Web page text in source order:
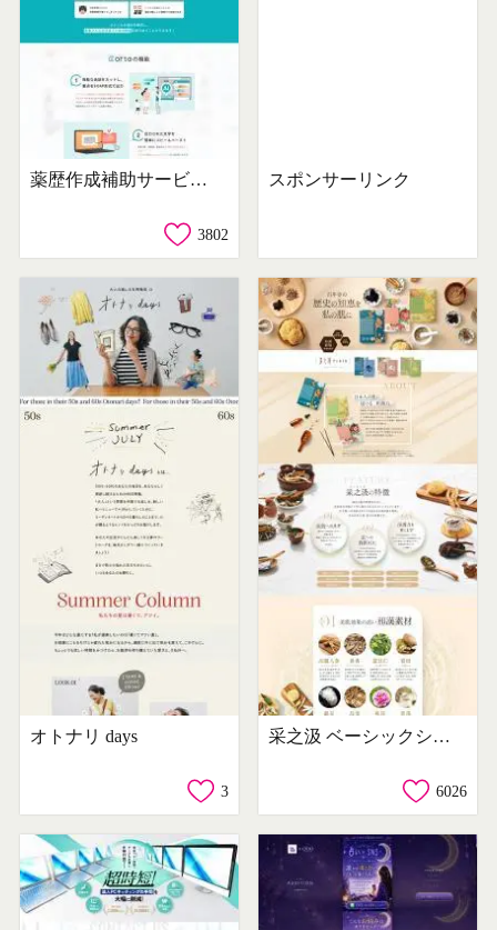
薬歴作成補助サービス 声でカルテ CORTE
3802
スポンサーリンク
オトナリ days
3
采之汲 ベーシックシリーズ
6026